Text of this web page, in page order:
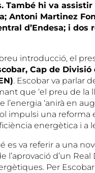
També hi va
Antoni Martinez
d’Endesa; i
introducció, el
Cap de
. Escobar va parlar
que ‘el preu de
‘anirà en
impulsi una reforma
energètica i a
es va referir a una
d’un Real
Per